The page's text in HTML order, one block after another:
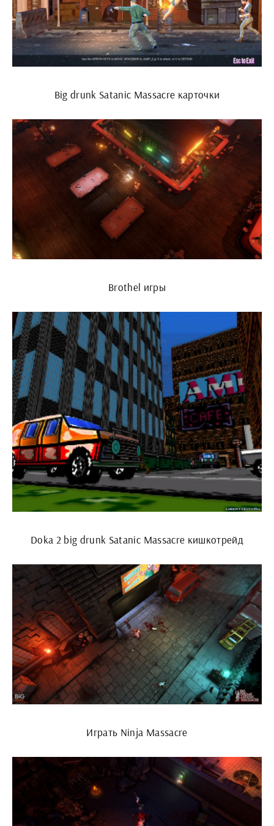
Big drunk Satanic Massacre карточки
Brothel игры
Doka 2 big drunk Satanic Massacre кишкотрейд
Играть Ninja Massacre